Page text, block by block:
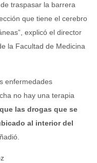
traspasar la barrera
que tiene el cerebro
explicó el director
la Facultad de Medicina
enfermedades
no hay una terapia
las drogas que se
al interior del